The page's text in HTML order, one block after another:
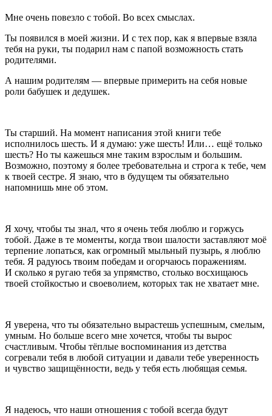
Мне очень повезло с тобой. Во всех смыслах.
Ты появился в моей жизни. И с тех пор, как я впервые взяла
тебя на руки, ты подарил нам с папой возможность стать
родителями.
А нашим родителям — впервые примерить на себя новые
роли бабушек и дедушек.
Ты старший. На момент написания этой книги тебе
исполнилось шесть. И я думаю: уже шесть! Или… ещё только
шесть? Но ты кажешься мне таким взрослым и большим.
Возможно, поэтому я более требовательна и строга к тебе, чем
к твоей сестре. Я знаю, что в будущем ты обязательно
напомнишь мне об этом.
Я хочу, чтобы ты знал, что я очень тебя люблю и горжусь
тобой. Даже в те моменты, когда твои шалости заставляют моё
терпение лопаться, как огромный мыльный пузырь, я люблю
тебя. Я радуюсь твоим победам и огорчаюсь поражениям.
И сколько я ругаю тебя за упрямство, столько восхищаюсь
твоей стойкостью и своеволием, которых так не хватает мне.
Я уверена, что ты обязательно вырастешь успешным, смелым,
умным. Но больше всего мне хочется, чтобы ты вырос
счастливым. Чтобы тёплые воспоминания из детства
согревали тебя в любой ситуации и давали тебе уверенность
и чувство защищённости, ведь у тебя есть любящая семья.
Я надеюсь, что наши отношения с тобой всегда будут